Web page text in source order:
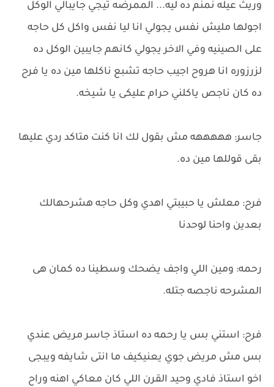
وريث عيله نمنم ده ليه... الممرضه تيجي جايبالي الوكل
اجولها مليش نفس يجولي انا ليا نفس واكل كل حاجه
على الصينيه وفي الاخر يجولي كانهم جايبين الوكل ده
لزرزوره انا هروح اجيب حاجه تشبع ناكلها مين ده يا فرح
ده كان ناجص ياكلني حرام عليكى يا شيخه.
جاسر: هههههه مش بقول لك انا كنت متاكد ردي عليها
بقى قوللها مين ده.
فرح: معلش يا حبيبتي اهدي وكل حاجه هشرحهالك
بعدين واحنا لوحدنا
رحمه: ومين اللي واجف يضحك وسطينا ده كمان هى
المشرحه ناجصه جتله.
فرح: استني بس يا رحمه ده استاذ جاسر مريض عندي
بس مش مريض جوي يعنيكيف ما انتى شايفه ويبجى
اخو استاذ فادي وحيد القرن اللي كان معاكي اهنه وراح